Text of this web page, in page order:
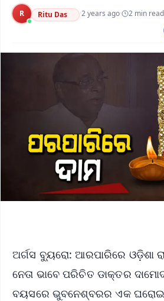
Argus Chalo
R Ritu Das ·2 years ago· 2 min read
ଅର୍ଗସ ବ୍ୟୁରୋ: ଆରପାରିରେ ଓଡ଼ିଶା
ନେତା ଭାବେ ପରିଚିତ ଡାକ୍ତର
ବୟସରେ ଭୁବନେଶ୍ବରର ଏକ ଘରୋଇ